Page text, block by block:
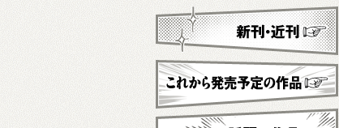
新刊・近刊
これから発売予定